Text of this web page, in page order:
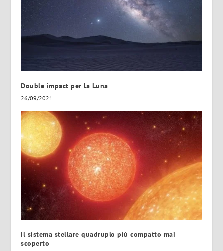
Double impact per la Luna
26/09/2021
Il sistema stellare quadruplo più compatto mai
scoperto